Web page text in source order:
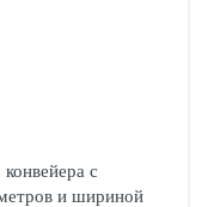
с
и шириной